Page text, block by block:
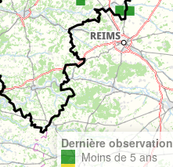
Dernière observation
Moins de 5 ans